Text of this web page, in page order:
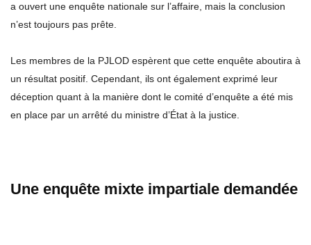
a ouvert une enquête nationale sur l’affaire, mais la conclusion
n’est toujours pas prête.
Les membres de la PJLOD espèrent que cette enquête aboutira à
un résultat positif. Cependant, ils ont également exprimé leur
déception quant à la manière dont le comité d’enquête a été mis
en place par un arrêté du ministre d’État à la justice.
Une enquête mixte impartiale demandée